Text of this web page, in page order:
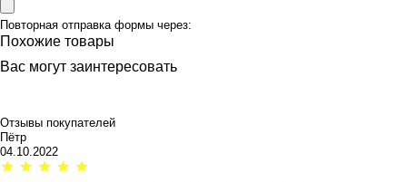
Повторная отправка формы через:
Похожие товары
Вас могут заинтересовать
Отзывы покупателей
Пётр
04.10.2022